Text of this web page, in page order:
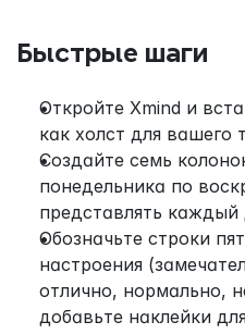
Быстрые шаги
Откройте Xmind и
как холст для вашего
Создайте семь
понедельника по
представлять каждый
Обозначьте строки
настроения
отлично, нормально,
добавьте наклейки